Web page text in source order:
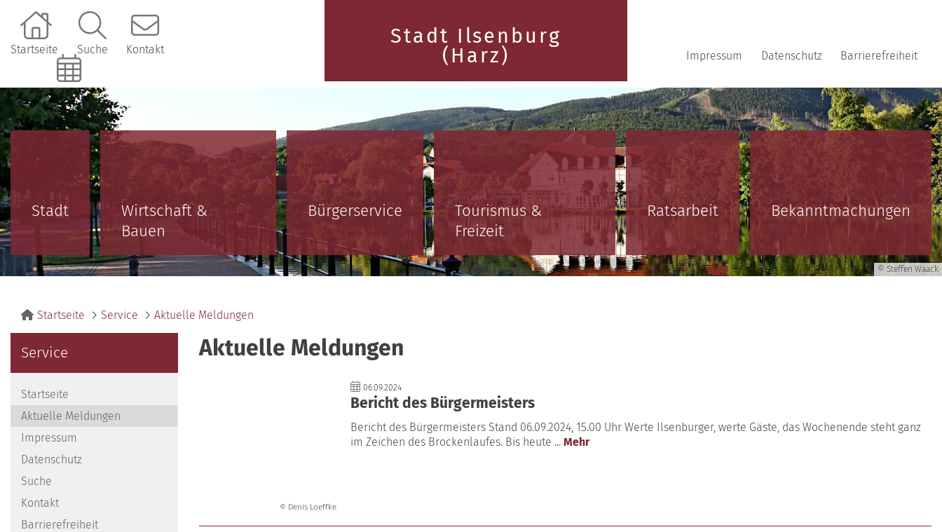
Startseite Suche Kontakt
Online-Terminbuchung
Stadt Ilsenburg
(Harz)
Impressum Datenschutz Barrierefreiheit
Stadt
Wirtschaft &
Bauen
Bürgerservice
Tourismus &
Freizeit
Ratsarbeit Bekanntmachungen
© Steffen Waack
Startseite Service Aktuelle Meldungen
Service
Startseite
Aktuelle Meldungen
Impressum
Datenschutz
Suche
Kontakt
Barrierefreiheit
Aktuelle Meldungen
© Denis Loeffke
06.09.2024
Bericht des Bürgermeisters
Bericht des Bürgermeisters Stand 06.09.2024, 15.00 Uhr Werte Ilsenburger, werte Gäste, das Wochenende steht ganz
im Zeichen des Brockenlaufes. Bis heute ...Mehr